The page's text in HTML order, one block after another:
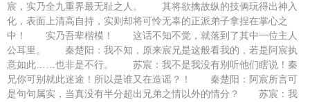
宸，实乃全九重界最无耻之人。 其将欲擒故纵的技俩玩得出神入
化，表面上清高自持，实则却将可怜无辜的正派弟子拿捏在掌心之
中！ 实乃吾辈楷模！ 这话不知不觉，就落到了其中一位主人
公耳里。 秦楚阳：我不知，原来宸兄是这般看我的，若是阿宸执
意如此……也非是不行。 苏宸：我不是我没有别听他们瞎说！秦
兄你可别就此迷途！所以是谁又在造谣？！ 秦楚阳：阿宸所言可
是句句属实，当真没有半分超出兄弟之情以外的情分？ 苏宸：我